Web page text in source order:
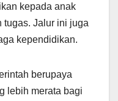
kepada anak
tugas. Jalur ini juga
kependidikan.
berupaya
lebih merata bagi